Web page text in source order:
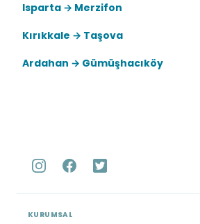
Isparta → Merzifon
Kırıkkale → Taşova
Ardahan → Gümüşhacıköy
KURUMSAL